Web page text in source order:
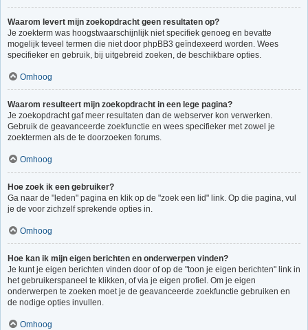
Waarom levert mijn zoekopdracht geen resultaten op?
Je zoekterm was hoogstwaarschijnlijk niet specifiek genoeg en bevatte
mogelijk teveel termen die niet door phpBB3 geïndexeerd worden. Wees
specifieker en gebruik, bij uitgebreid zoeken, de beschikbare opties.
Omhoog
Waarom resulteert mijn zoekopdracht in een lege pagina?
Je zoekopdracht gaf meer resultaten dan de webserver kon verwerken.
Gebruik de geavanceerde zoekfunctie en wees specifieker met zowel je
zoektermen als de te doorzoeken forums.
Omhoog
Hoe zoek ik een gebruiker?
Ga naar de "leden" pagina en klik op de "zoek een lid" link. Op die pagina, vul
je de voor zichzelf sprekende opties in.
Omhoog
Hoe kan ik mijn eigen berichten en onderwerpen vinden?
Je kunt je eigen berichten vinden door of op de "toon je eigen berichten" link in
het gebruikerspaneel te klikken, of via je eigen profiel. Om je eigen
onderwerpen te zoeken moet je de geavanceerde zoekfunctie gebruiken en
de nodige opties invullen.
Omhoog